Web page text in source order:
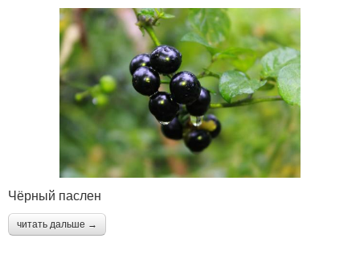
Чёрный паслен
читать дальше →